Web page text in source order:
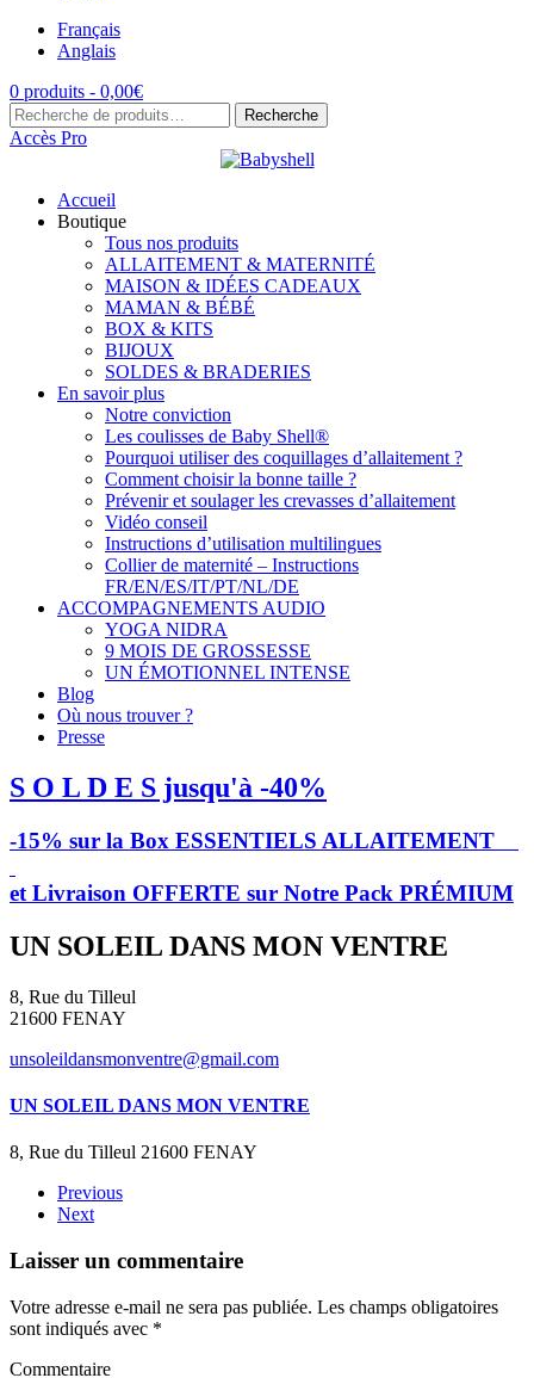
Français
Anglais
0 produits - 0,00€
Recherche
pour :
Recherche
Accès Pro
Accueil
Boutique
Tous nos produits
ALLAITEMENT & MATERNITÉ
MAISON & IDÉES CADEAUX
MAMAN & BÉBÉ
BOX & KITS
BIJOUX
SOLDES & BRADERIES
En savoir plus
Notre conviction
Les coulisses de Baby Shell®
Pourquoi utiliser des coquillages d’allaitement ?
Comment choisir la bonne taille ?
Prévenir et soulager les crevasses d’allaitement
Vidéo conseil
Instructions d’utilisation multilingues
Collier de maternité – Instructions
FR/EN/ES/IT/PT/NL/DE
ACCOMPAGNEMENTS AUDIO
YOGA NIDRA
9 MOIS DE GROSSESSE
UN ÉMOTIONNEL INTENSE
Blog
Où nous trouver ?
Presse
S O L D E S jusqu'à -40%
-15% sur la Box ESSENTIELS ALLAITEMENT
et Livraison OFFERTE sur Notre Pack PRÉMIUM
UN SOLEIL DANS MON VENTRE
8, Rue du Tilleul
21600 FENAY
unsoleildansmonventre@gmail.com
UN SOLEIL DANS MON VENTRE
8, Rue du Tilleul 21600 FENAY
Previous
Next
Laisser un commentaire
Votre adresse e-mail ne sera pas publiée. Les champs obligatoires
sont indiqués avec *
Commentaire